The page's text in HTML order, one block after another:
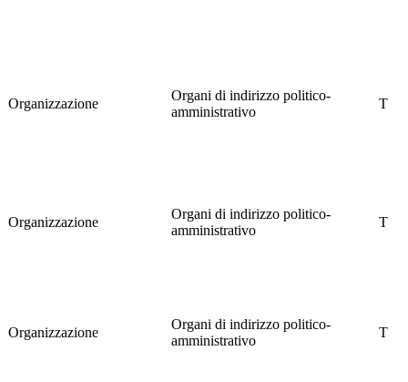
Organizzazione
Organi di indirizzo politico-
amministrativo
T
Organizzazione
Organi di indirizzo politico-
amministrativo
T
Organizzazione
Organi di indirizzo politico-
amministrativo
T